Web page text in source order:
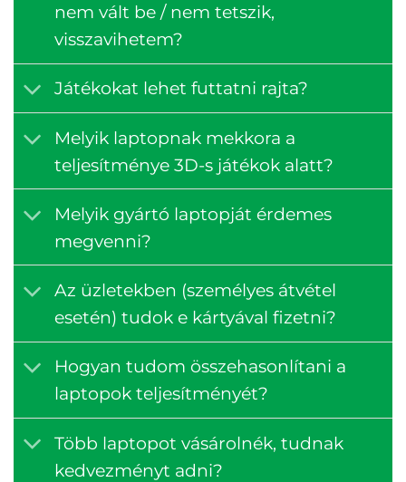
nem vált be / nem tetszik,
visszavihetem?
Játékokat lehet futtatni rajta?
Melyik laptopnak mekkora a
teljesítménye 3D-s játékok alatt?
Melyik gyártó laptopját érdemes
megvenni?
Az üzletekben (személyes átvétel
esetén) tudok e kártyával fizetni?
Hogyan tudom összehasonlítani a
laptopok teljesítményét?
Több laptopot vásárolnék, tudnak
kedvezményt adni?